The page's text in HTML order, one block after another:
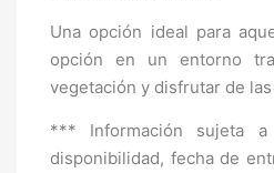
Una opción ideal para
opción en un entorno
vegetación y disfrutar de
*** Información sujeta
disponibilidad, fecha de